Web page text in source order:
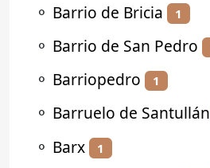
⚬ Barrio de Bricia 1
⚬ Barrio de San Pedro
⚬ Barriopedro 1
⚬ Barruelo de Santullán
⚬ Barx 1